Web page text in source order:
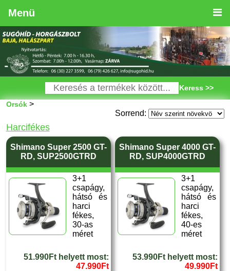
Menü
Keress >>
Orsók>
Sorrend:
Harcifékes
Shimano Super 2500 GT-
RD, SUP2500GTRD
3+1
csapágy,
hátsó és
harci
fékes,
30-as
méret
51.990Ft helyett most:
47.990Ft
Shimano Super 4000 GT-
RD, SUP4000GTRD
3+1
csapágy,
hátsó és
harci
fékes,
40-es
méret
53.990Ft helyett most:
49.990Ft